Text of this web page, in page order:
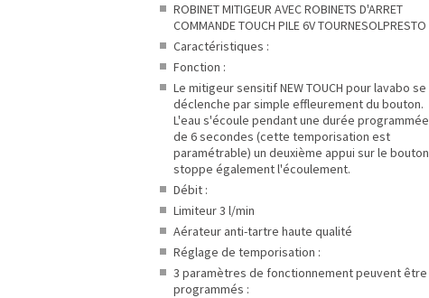
ROBINET MITIGEUR AVEC ROBINETS D'ARRET
COMMANDE TOUCH PILE 6V TOURNESOLPRESTO
Caractéristiques :
Fonction :
Le mitigeur sensitif NEW TOUCH pour lavabo se
déclenche par simple effleurement du bouton.
L'eau s'écoule pendant une durée programmée
de 6 secondes (cette temporisation est
paramétrable) un deuxième appui sur le bouton
stoppe également l'écoulement.
Débit :
Limiteur 3 l/min
Aérateur anti-tartre haute qualité
Réglage de temporisation :
3 paramètres de fonctionnement peuvent être
programmés :